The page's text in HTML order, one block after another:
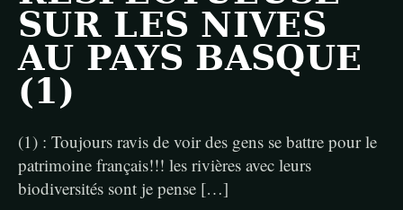
SUR LES NIVES
AU PAYS BASQUE
(1)
(1) : Toujours ravis de voir des gens se battre pour le
patrimoine français!!! les rivières avec leurs
biodiversités sont je pense […]